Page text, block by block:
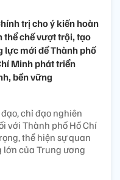
trị cho ý kiến hoàn
thể chế vượt trội, tạo
lực mới để Thành phố
Minh phát triển
bền vững
chỉ đạo nghiên
với Thành phố Hồ Chí
thể hiện sự quan
lớn của Trung ương